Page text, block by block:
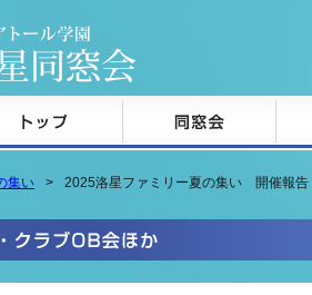
集い 2025洛星ファミリー夏の集い 開催報告